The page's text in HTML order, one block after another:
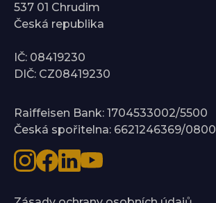
537 01 Chrudim
Česká republika
IČ: 08419230
DIČ: CZ08419230
Raiffeisen Bank: 1704533002/5500
Česká spořitelna: 6621246369/0800